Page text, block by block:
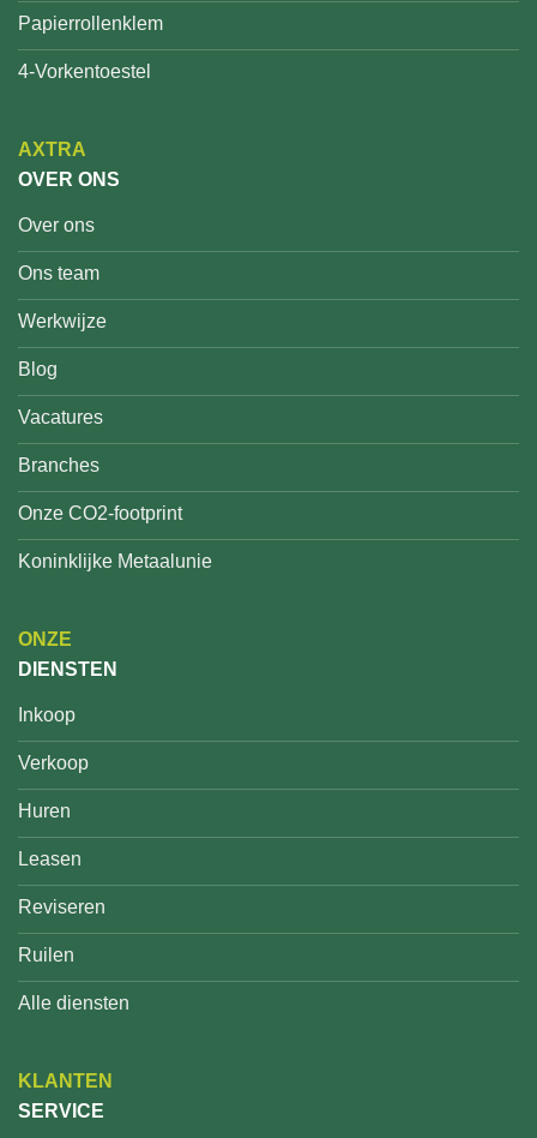
Papierrollenklem
4-Vorkentoestel
AXTRA
OVER ONS
Over ons
Ons team
Werkwijze
Blog
Vacatures
Branches
Onze CO2-footprint
Koninklijke Metaalunie
ONZE
DIENSTEN
Inkoop
Verkoop
Huren
Leasen
Reviseren
Ruilen
Alle diensten
KLANTEN
SERVICE